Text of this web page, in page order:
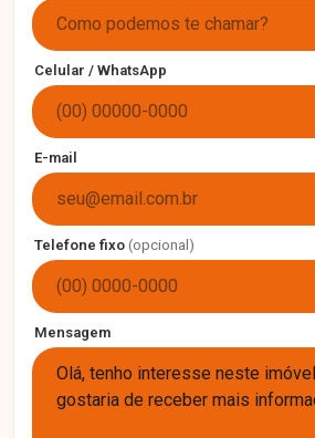
Celular / WhatsApp
E-mail
Telefone fixo (opcional)
Mensagem